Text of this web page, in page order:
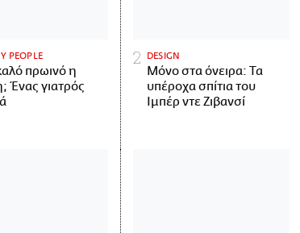
PEOPLE
πρωινό η
Ένας γιατρός
DESIGN
Μόνο στα όνειρα: Τα
υπέροχα σπίτια του
Ιμπέρ ντε Ζιβανσί